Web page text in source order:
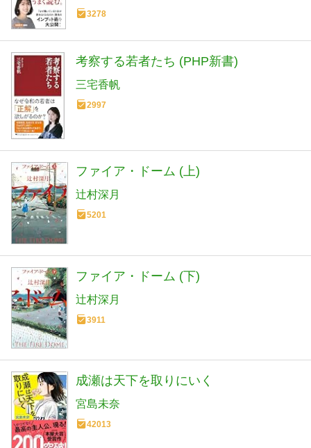
3278
考察する若者たち (PHP新書)
三宅香帆
2997
ファイア・ドーム (上)
辻村深月
5201
ファイア・ドーム (下)
辻村深月
3911
成瀬は天下を取りにいく
宮島未奈
42013